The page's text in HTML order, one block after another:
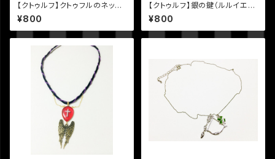
【クトゥルフ】クトゥフルのネック
レス
¥800
【クトゥルフ】銀の鍵（ルルイエ・
ヨグ＝ソトース）ネックレス
¥800